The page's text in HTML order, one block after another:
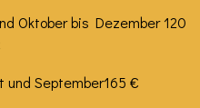
Oktober bis Dezember 120
und September165 €